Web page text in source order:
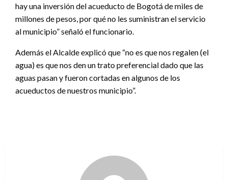
hay una inversión del acueducto de Bogotá de miles de
millones de pesos, por qué no les suministran el servicio
al municipio” señaló el funcionario.
Además el Alcalde explicó que “no es que nos regalen (el
agua) es que nos den un trato preferencial dado que las
aguas pasan y fueron cortadas en algunos de los
acueductos de nuestros municipio”.